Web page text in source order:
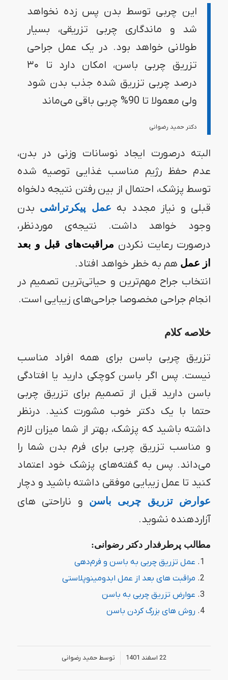
این چربی توسط بدن پس زده نخواهد
شد و ماندگاری چربی تزریقی، بسیار
طولانی خواهد بود. در یک عمل جراحی
تزریق چربی باسن، امکان دارد تا ۳۰
درصد چربی تزریق شده جذب بدن شود
ولی معمولا تا 90% چربی باقی می‌ماند
دکتر حمید رضوانی
البته درصورت ایجاد نوسانات وزنی در بدن،
عدم حفظ رژیم مناسب غذایی توصیه شده
توسط پزشک، احتمال از بین رفتن نتیجه دلخواه
قبلی و نیاز مجدد به عمل پیکرتراشی بدن
وجود خواهد داشت. نتیجه‌ی موردنظر،
درصورت رعایت نکردن مراقبت‌های قبل و بعد
از عمل هم به خطر خواهد افتاد.
انتخاب جراح مهم‌ترین و حیاتی‌ترین تصمیم در
انجام جراحی مخصوصا جراحی‌های زیبایی است.
خلاصه کلام
تزریق چربی باسن برای همه افراد مناسب
نیست. پس اگر باسن کوچکی دارید یا افتادگی
باسن دارید قبل از تصمیم برای تزریق چربی
حتما با یک دکتر خوب مشورت کنید. درنظر
داشته باشید که پزشک، بهتر از شما میزان لازم
و مناسب تزریق چربی برای فرم بدن شما را
می‌داند. پس به گفته‌های پزشک خود اعتماد
کنید تا عمل زیبایی موفقی داشته باشید و دچار
عوارض تزریق چربی باسن
و ناراحتی های
آزاردهنده نشوید.
مطالب پرطرفدار دکتر رضوانی:
عمل تزریق چربی به باسن و فرم‌دهی
مراقبت های بعد از عمل ابدومینوپلاستی
عوارض تزریق چربی به باسن
روش های بزرگ کردن باسن
22 اسفند 1401 / توسط حمید رضوانی